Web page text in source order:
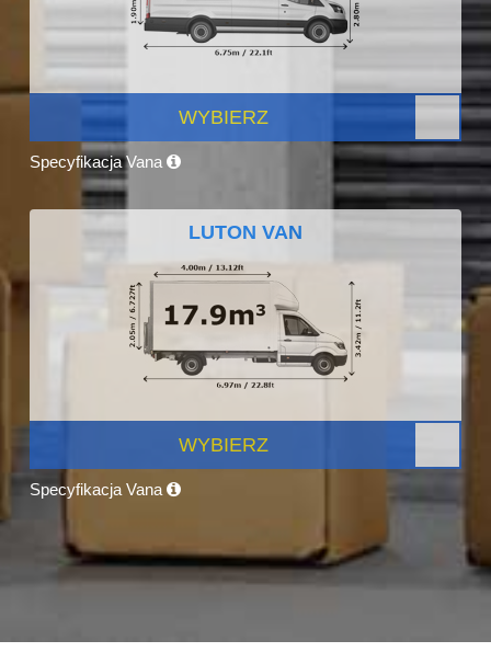
WYBIERZ
Specyfikacja Vana
LUTON VAN
WYBIERZ
Specyfikacja Vana